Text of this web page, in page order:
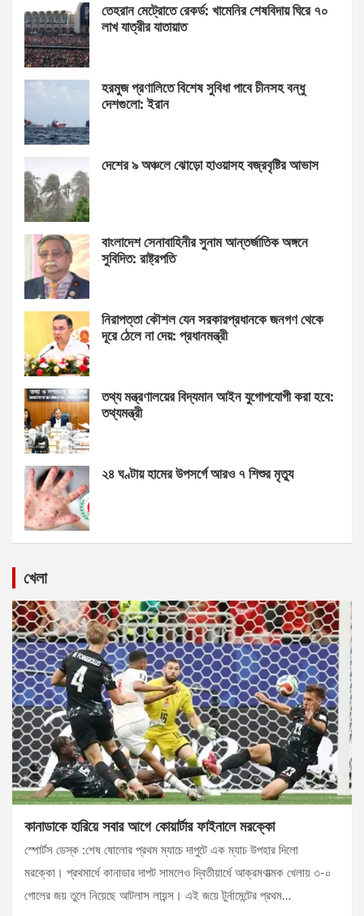
তেহরান মেট্রোতে রেকর্ড: খামেনির শেষবিদায় ঘিরে ৭০
লাখ যাত্রীর যাতায়াত
হরমুজ প্রণালিতে বিশেষ সুবিধা পাবে চীনসহ বন্ধু
দেশগুলো: ইরান
দেশের ৯ অঞ্চলে ঝোড়ো হাওয়াসহ বজ্রবৃষ্টির আভাস
বাংলাদেশ সেনাবাহিনীর সুনাম আন্তর্জাতিক অঙ্গনে
সুবিদিত: রাষ্ট্রপতি
নিরাপত্তা কৌশল যেন সরকারপ্রধানকে জনগণ থেকে
দূরে ঠেলে না দেয়: প্রধানমন্ত্রী
তথ্য মন্ত্রণালয়ের বিদ্যমান আইন যুগোপযোগী করা হবে:
তথ্যমন্ত্রী
২৪ ঘণ্টায় হামের উপসর্গে আরও ৭ শিশুর মৃত্যু
খেলা
কানাডাকে হারিয়ে সবার আগে কোয়ার্টার ফাইনালে মরক্কো
স্পোর্টস ডেস্ক :শেষ ষোলোর প্রথম ম্যাচে দাপুটে এক ম্যাচ উপহার দিলো
মরক্কো। প্রথমার্ধে কানাডার দাপট সামলেও দ্বিতীয়ার্ধে আক্রমণাত্মক খেলায় ৩-০
গোলের জয় তুলে নিয়েছে আটলাস লায়ন্স। এই জয়ে টুর্নামেন্টের প্রথম…